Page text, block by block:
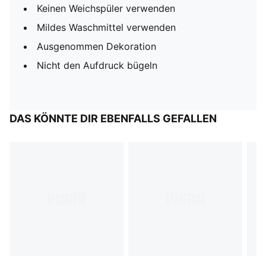
Keinen Weichspüler verwenden
Mildes Waschmittel verwenden
Ausgenommen Dekoration
Nicht den Aufdruck bügeln
DAS KÖNNTE DIR EBENFALLS GEFALLEN